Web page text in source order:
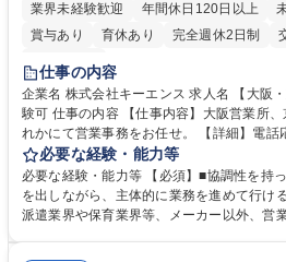
業界未経験歓迎
年間休日120日以上
賞与あり
育休あり 完全週休2日制
土日祝休み
仕事の内容
企業名 株式会社キーエンス 求人名 【大阪・京都・滋賀】営業事務 ※未経
験可 仕事の内容 【仕事内容】大阪営業所、京都営業所、滋賀営業所いず
れかにて営業事務をお任せ。 【詳細】電話
の作成・カタログ送付・来客対応・営業所
善をお任せ。 【教育制度】ご入社後、育成担当とペアになりながらOJTに
て業務を覚えていただくことが可能です。
れているため、スムーズに仕事に慣れるこ
必要な経験・能力等
必要な経験・能力等 【必須】■協調性を持
を出しながら、主体的に業務を進めて行け
派遣業界や保育業界等、メーカー以外、営